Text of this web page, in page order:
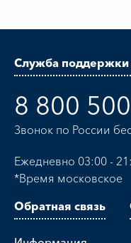
Служба поддержки
8 800
Звонок по России
Ежедневно 03:00 -
*Время московское
Обратная связь